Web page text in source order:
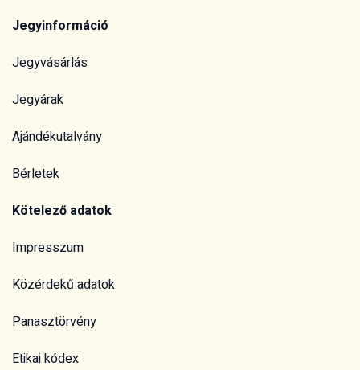
Jegyinformáció
Jegyvásárlás
Jegyárak
Ajándékutalvány
Bérletek
Kötelező adatok
Impresszum
Közérdekű adatok
Panasztörvény
Etikai kódex